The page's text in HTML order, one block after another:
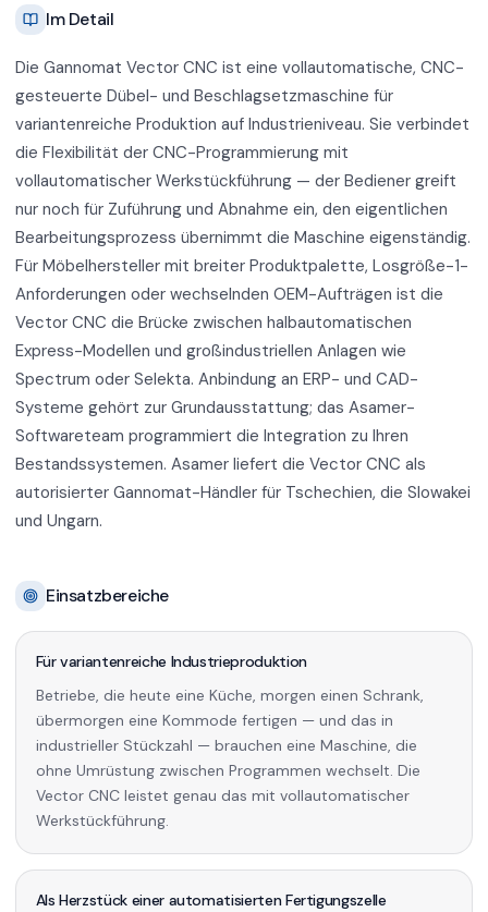
Im Detail
Die Gannomat Vector CNC ist eine vollautomatische, CNC-
gesteuerte Dübel- und Beschlagsetzmaschine für
variantenreiche Produktion auf Industrieniveau. Sie verbindet
die Flexibilität der CNC-Programmierung mit
vollautomatischer Werkstückführung — der Bediener greift
nur noch für Zuführung und Abnahme ein, den eigentlichen
Bearbeitungsprozess übernimmt die Maschine eigenständig.
Für Möbelhersteller mit breiter Produktpalette, Losgröße-1-
Anforderungen oder wechselnden OEM-Aufträgen ist die
Vector CNC die Brücke zwischen halbautomatischen
Express-Modellen und großindustriellen Anlagen wie
Spectrum oder Selekta. Anbindung an ERP- und CAD-
Systeme gehört zur Grundausstattung; das Asamer-
Softwareteam programmiert die Integration zu Ihren
Bestandssystemen. Asamer liefert die Vector CNC als
autorisierter Gannomat-Händler für Tschechien, die Slowakei
und Ungarn.
Einsatzbereiche
Für variantenreiche Industrieproduktion
Betriebe, die heute eine Küche, morgen einen Schrank,
übermorgen eine Kommode fertigen — und das in
industrieller Stückzahl — brauchen eine Maschine, die
ohne Umrüstung zwischen Programmen wechselt. Die
Vector CNC leistet genau das mit vollautomatischer
Werkstückführung.
Als Herzstück einer automatisierten Fertigungszelle